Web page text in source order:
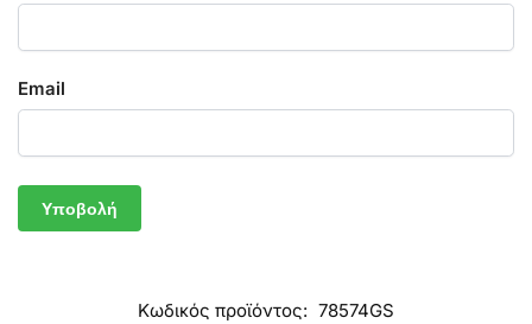
Email
Κωδικός προϊόντος: 78574GS